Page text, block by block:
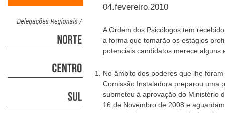
04.fevereiro.2010
A Ordem dos Psicólogos tem
a forma que tomarão os estágios
potenciais candidatos merece alguns
No âmbito dos poderes que lhe
Comissão Instaladora preparou uma
submeteu à aprovação do Ministério
16 de Novembro de 2008 e